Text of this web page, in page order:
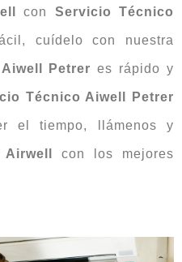
con Servicio Técnico
cuídelo con nuestra
Petreres rápido y
Técnico Aiwell Petrer
el tiempo, llámenos y
Airwell con los mejores